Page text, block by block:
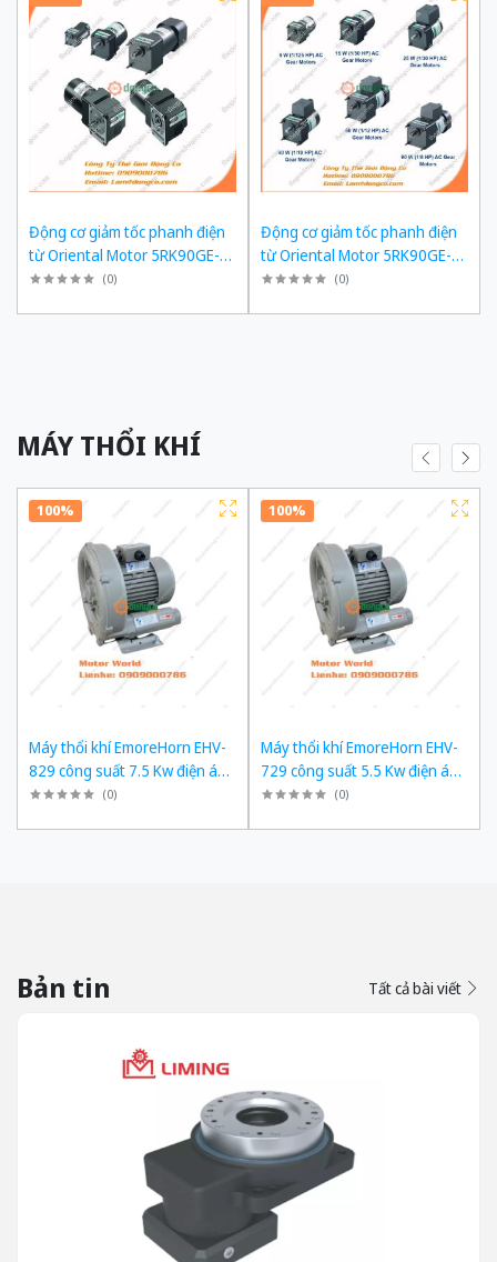
Động cơ giảm tốc phanh điện
từ Oriental Motor 5RK90GE-
SW2ML + 5GE180KF công suất
(0)
Động cơ giảm tốc phanh điện
từ Oriental Motor 5RK90GE-
SW2ML + 5GE150KF công suất
(0)
MÁY THỔI KHÍ
100%
Máy thổi khí EmoreHorn EHV-
829 công suất 7.5 Kw điện áp
3pha 380VAC, 50Hz
(0)
100%
Máy thổi khí EmoreHorn EHV-
729 công suất 5.5 Kw điện áp
3pha 380VAC, 50Hz
(0)
Bản tin Tất cả bài viết